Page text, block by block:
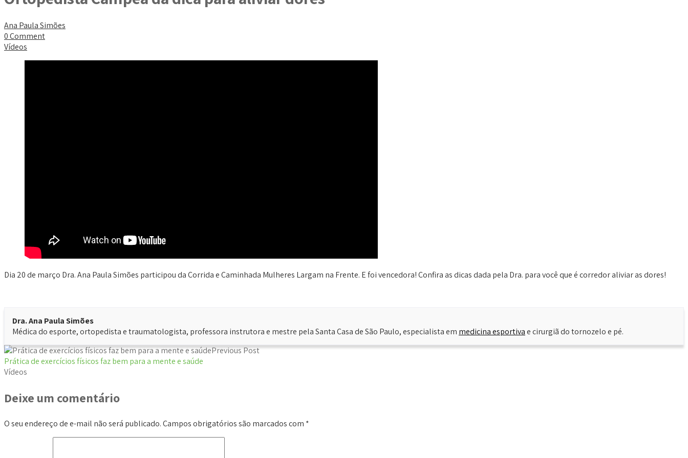
Ana Paula Simões
0 Comment
Vídeos
Dia 20 de março Dra. Ana Paula Simões participou da Corrida e Caminhada Mulheres Largam na Frente. E foi vencedora! Confira as dicas dada pela Dra. para você que é corredor aliviar as dores!
Dra. Ana Paula Simões
Médica do esporte, ortopedista e traumatologista, professora instrutora e mestre pela Santa Casa de São Paulo, especialista em medicina esportivae cirurgiã do tornozelo e pé.
Previous Post
Prática de exercícios físicos faz bem para a mente e saúde
Vídeos
Deixe um comentário
O seu endereço de e-mail não será publicado.Campos obrigatórios são marcados com *